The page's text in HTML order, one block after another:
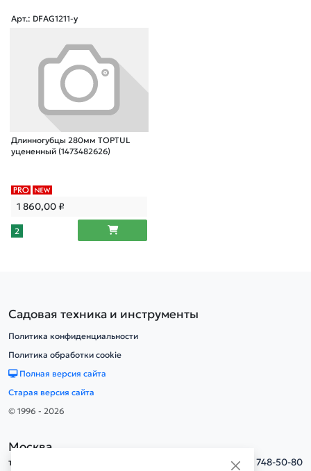
Арт.: DFAG1211-у
Длинногубцы 280мм TOPTUL
уцененный (1473482626)
1 860,00₽
2
Садовая техника и инструменты
Политика конфиденциальности
Политика обработки cookie
Полная версия сайта
Старая версия сайта
© 1996 - 2026
Москва
тел. +7(495) 748-50-80